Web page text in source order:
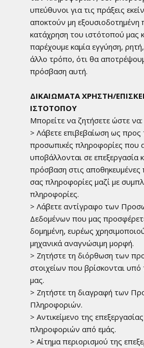
υπεύθυνοι για τις πράξεις
αποκτούν μη εξουσιοδοτημένη
κατάχρηση του ιστότοπού μας
παρέχουμε καμία εγγύηση,
άλλο τρόπο, ότι θα
πρόσβαση αυτή.
ΔΙΚΑΙΩΜΑΤΑ ΧΡΗΣΤΗ/
ΙΣΤΟΤΟΠΟΥ
Μπορείτε να ζητήσετε ώστε να:
> Λάβετε επιβεβαίωση ως προς
προσωπικές πληροφορίες που
υποβάλλονται σε επεξεργασία
πρόσβαση στις αποθηκευμένες
σας πληροφορίες μαζί με
πληροφορίες.
> Λάβετε αντίγραφο των
Δεδομένων που μας
δομημένη, ευρέως
μηχανικά αναγνώσιμη μορφή.
> Ζητήστε τη διόρθωση των
στοιχείων που βρίσκονται υπό
μας.
> Ζητήστε τη διαγραφή των
Πληροφοριών.
> Αντικείμενο της
πληροφοριών από εμάς.
> Αίτημα περιορισμού της